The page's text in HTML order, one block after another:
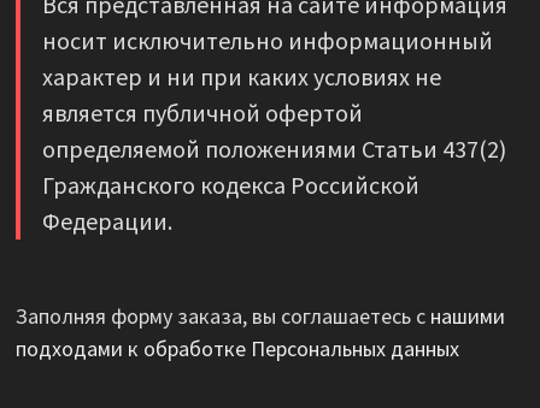
носит исключительно информационный
характер и ни при каких условиях не
является публичной офертой
определяемой положениями Статьи 437(2)
Гражданского кодекса Российской
Федерации.
Заполняя форму заказа, вы соглашаетесь с нашими
подходами к обработке Персональных данных